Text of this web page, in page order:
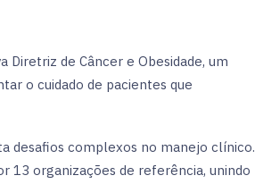
de Câncer e Obesidade, um
o cuidado de pacientes que
desafios complexos no manejo clínico.
13 organizações de referência, unindo